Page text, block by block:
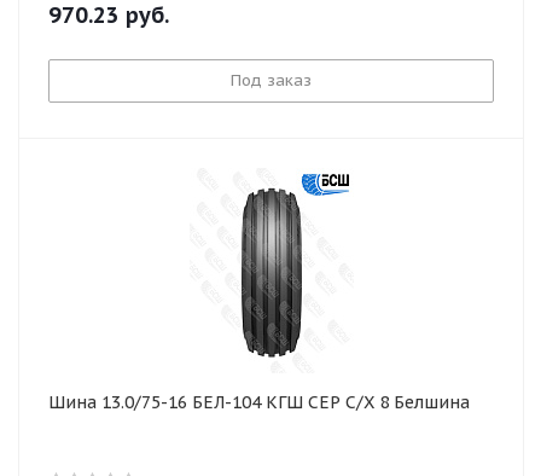
970.23 руб.
Под заказ
Шина 13.0/75-16 БЕЛ-104 КГШ СЕР С/Х 8 Белшина